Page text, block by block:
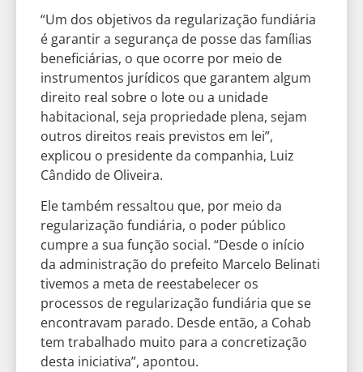
“Um dos objetivos da regularização fundiária
é garantir a segurança de posse das famílias
beneficiárias, o que ocorre por meio de
instrumentos jurídicos que garantem algum
direito real sobre o lote ou a unidade
habitacional, seja propriedade plena, sejam
outros direitos reais previstos em lei”,
explicou o presidente da companhia, Luiz
Cândido de Oliveira.
Ele também ressaltou que, por meio da
regularização fundiária, o poder público
cumpre a sua função social. “Desde o início
da administração do prefeito Marcelo Belinati
tivemos a meta de reestabelecer os
processos de regularização fundiária que se
encontravam parado. Desde então, a Cohab
tem trabalhado muito para a concretização
desta iniciativa”, apontou.